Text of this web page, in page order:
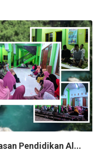
Pendidikan Al...